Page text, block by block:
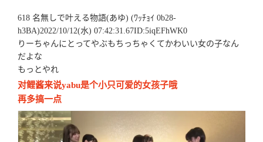
618 名無しで叶える物語(あゆ) (ﾜｯﾁｮｲ 0b28-
h3BA)2022/10/12(水) 07:42:31.67ID:5iqEFhWK0
りーちゃんにとってやぶもちっちゃくてかわいい女の子なん
だよな
もっとやれ
对鲤酱来说yabu是个小只可爱的女孩子哦
再多搞一点